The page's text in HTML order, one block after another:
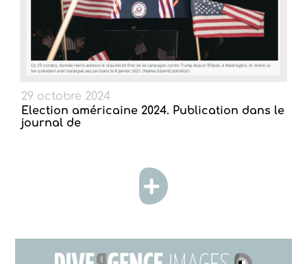
29 octobre 2024
Election américaine 2024. Publication dans le
journal de